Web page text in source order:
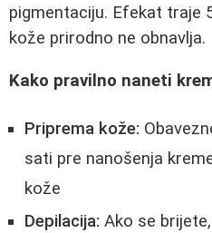
pigmentaciju. Efekat traje
kože prirodno ne obnavlja.
Kako pravilno naneti
Priprema kože:
sati pre nanošenja
kože
Depilacija: Ako se